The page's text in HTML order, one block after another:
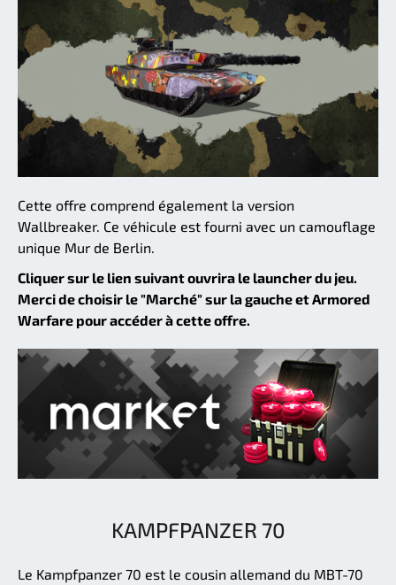
Cette offre comprend également la version
Wallbreaker. Ce véhicule est fourni avec un camouflage
unique Mur de Berlin.
Cliquer sur le lien suivant ouvrira le launcher du jeu.
Merci de choisir le "Marché" sur la gauche et Armored
Warfare pour accéder à cette offre.
KAMPFPANZER 70
Le Kampfpanzer 70 est le cousin allemand du MBT-70